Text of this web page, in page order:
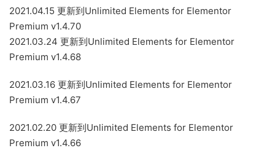
2021.04.15 更新到Unlimited Elements for Elementor
Premium v1.4.70
2021.03.24 更新到Unlimited Elements for Elementor
Premium v1.4.68
2021.03.16 更新到Unlimited Elements for Elementor
Premium v1.4.67
2021.02.20 更新到Unlimited Elements for Elementor
Premium v1.4.66